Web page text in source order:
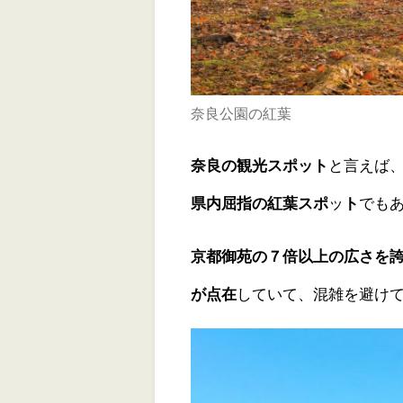
奈良公園の紅葉
奈良の観光スポット と言えば
県内屈指の紅葉スポッ ト でも
京都御苑の７倍以上の広さを
が点在していて、混雑を避け